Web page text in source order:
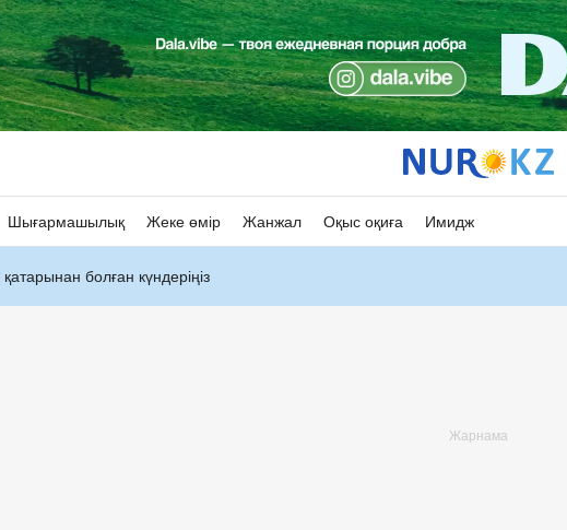
Шығармашылық Жеке өмір Жанжал Оқыс оқиға Имидж
қатарынан болған күндеріңіз